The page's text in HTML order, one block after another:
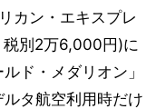
カン・エキスプレ
税別2万6,000円)に
ド・メダリオン」
タ航空利用時だけ